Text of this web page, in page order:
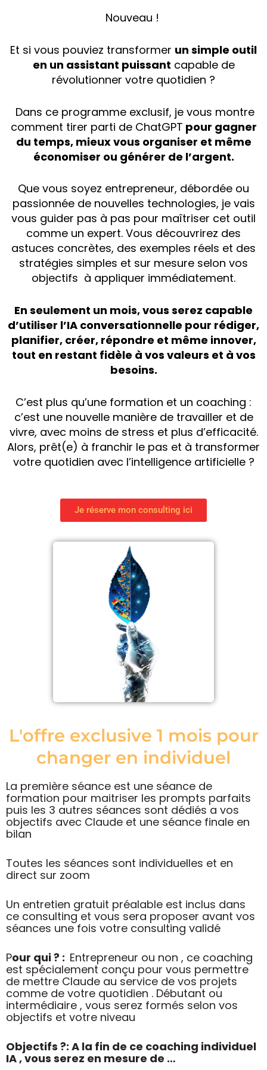
Nouveau !
Et si vous pouviez transformer un simple outil
en un assistant puissant capable de
révolutionner votre quotidien ?
Dans ce programme exclusif, je vous montre
comment tirer parti de ChatGPT pour gagner
du temps, mieux vous organiser et même
économiser ou générer de l’argent.
Que vous soyez entrepreneur, débordée ou
passionnée de nouvelles technologies, je vais
vous guider pas à pas pour maîtriser cet outil
comme un expert. Vous découvrirez des
astuces concrètes, des exemples réels et des
stratégies simples et sur mesure selon vos
objectifs à appliquer immédiatement.
En seulement un mois, vous serez capable
d’utiliser l’IA conversationnelle pour rédiger,
planifier, créer, répondre et même innover,
tout en restant fidèle à vos valeurs et à vos
besoins.
C’est plus qu’une formation et un coaching :
c’est une nouvelle manière de travailler et de
vivre, avec moins de stress et plus d’efficacité.
Alors, prêt(e) à franchir le pas et à transformer
votre quotidien avec l’intelligence artificielle ?
Je réserve mon consulting ici
L'offre exclusive 1 mois pour
changer en individuel
La première séance est une séance de
formation pour maitriser les prompts parfaits
puis les 3 autres séances sont dédiés a vos
objectifs avec Claude et une séance finale en
bilan
Toutes les séances sont individuelles et en
direct sur zoom
Un entretien gratuit préalable est inclus dans
ce consulting et vous sera proposer avant vos
séances une fois votre consulting validé
Pour qui ? : Entrepreneur ou non , ce coaching
est spécialement conçu pour vous permettre
de mettre Claude au service de vos projets
comme de votre quotidien . Débutant ou
intermédiaire , vous serez formés selon vos
objectifs et votre niveau
Objectifs ?: A la fin de ce coaching individuel
IA , vous serez en mesure de …